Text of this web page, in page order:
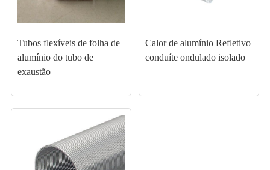
Tubos flexíveis de folha de
alumínio do tubo de
exaustão
Calor de alumínio Refletivo
conduíte ondulado isolado